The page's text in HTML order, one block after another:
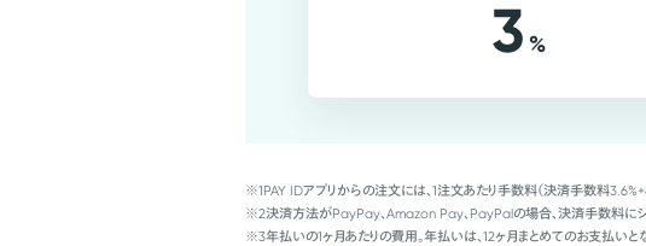
3 %
※1PAY IDアプリからの注文には、1注文あたり手数料（決済手数料
※2決済方法がPayPay、Amazon Pay、PayPalの場合、決済手数料に
※3年払いの1ヶ月あたりの費用。年払いは、12ヶ月まとめてのお支払いと